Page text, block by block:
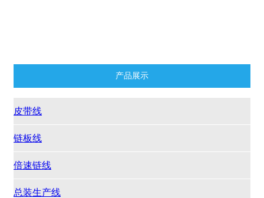
产品展示
皮带线
链板线
倍速链线
总装生产线